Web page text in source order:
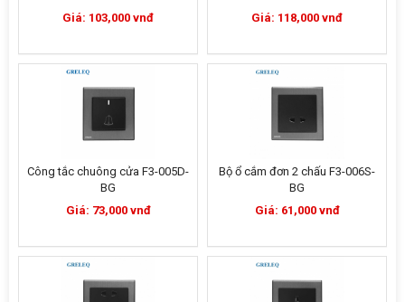
Giá: 103,000 vnđ Giá: 118,000 vnđ
Công tắc chuông cửa F3-005D-
BG
Giá: 73,000 vnđ
Bộ ổ cắm đơn 2 chấu F3-006S-
BG
Giá: 61,000 vnđ